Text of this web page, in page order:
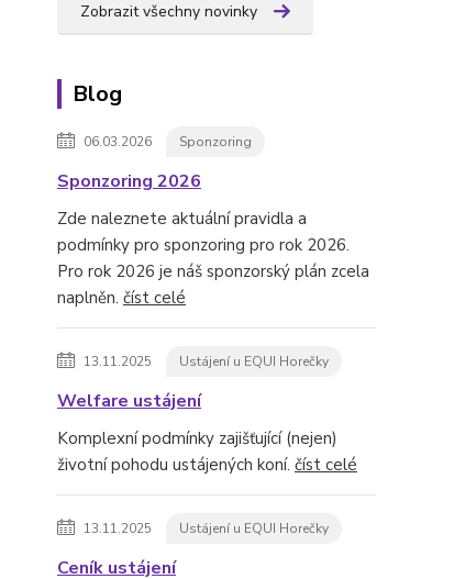
Zobrazit všechny novinky
Blog
06.03.2026 Sponzoring
Sponzoring 2026
Zde naleznete aktuální pravidla a
podmínky pro sponzoring pro rok 2026.
Pro rok 2026 je náš sponzorský plán zcela
naplněn. číst celé
13.11.2025 Ustájení u EQUI Horečky
Welfare ustájení
Komplexní podmínky zajišťující (nejen)
životní pohodu ustájených koní. číst celé
13.11.2025 Ustájení u EQUI Horečky
Ceník ustájení